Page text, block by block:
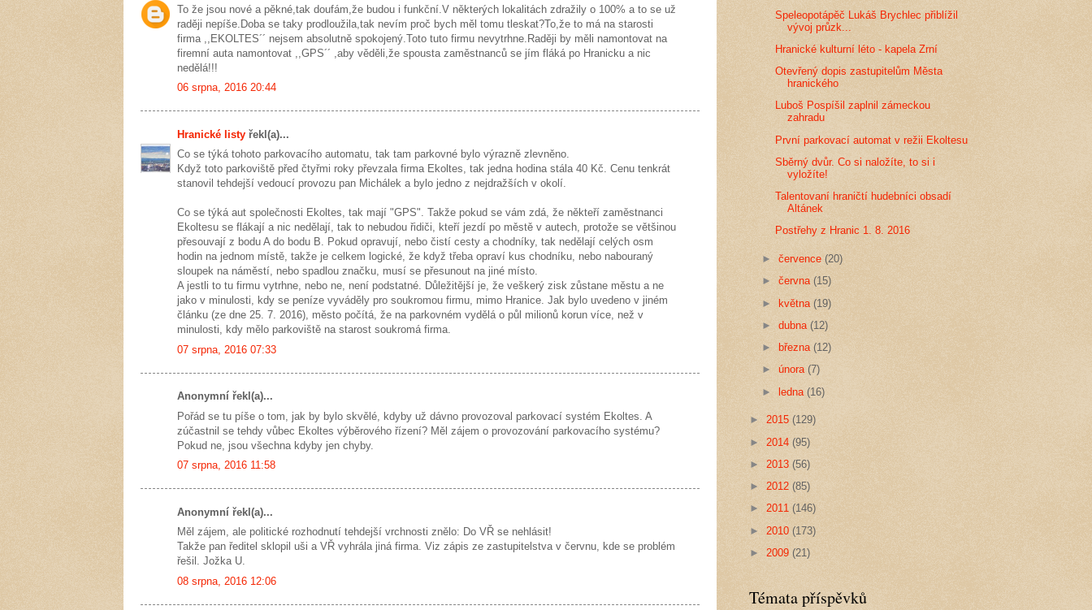
To že jsou nové a pěkné,tak doufám,že budou i funkční.V některých lokalitách zdražily o 100% a to se už
raději nepíše.Doba se taky prodloužila,tak nevím proč bych měl tomu tleskat?To,že to má na starosti
firma ,,EKOLTES´´ nejsem absolutně spokojený.Toto tuto firmu nevytrhne.Raději by měli namontovat na
firemní auta namontovat ,,GPS´´ ,aby věděli,že spousta zaměstnanců se jím fláká po Hranicku a nic
nedělá!!!
06 srpna, 2016 20:44
Hranické listy řekl(a)...
Co se týká tohoto parkovacího automatu, tak tam parkovné bylo výrazně zlevněno.
Když toto parkoviště před čtyřmi roky převzala firma Ekoltes, tak jedna hodina stála 40 Kč. Cenu tenkrát
stanovil tehdejší vedoucí provozu pan Michálek a bylo jedno z nejdražších v okolí.
Co se týká aut společnosti Ekoltes, tak mají "GPS". Takže pokud se vám zdá, že někteří zaměstnanci
Ekoltesu se flákají a nic nedělají, tak to nebudou řidiči, kteří jezdí po městě v autech, protože se většinou
přesouvají z bodu A do bodu B. Pokud opravují, nebo čistí cesty a chodníky, tak nedělají celých osm
hodin na jednom místě, takže je celkem logické, že když třeba opraví kus chodníku, nebo nabouraný
sloupek na náměstí, nebo spadlou značku, musí se přesunout na jiné místo.
A jestli to tu firmu vytrhne, nebo ne, není podstatné. Důležitější je, že veškerý zisk zůstane městu a ne
jako v minulosti, kdy se peníze vyváděly pro soukromou firmu, mimo Hranice. Jak bylo uvedeno v jiném
článku (ze dne 25. 7. 2016), město počítá, že na parkovném vydělá o půl milionů korun více, než v
minulosti, kdy mělo parkoviště na starost soukromá firma.
07 srpna, 2016 07:33
Anonymní řekl(a)...
Pořád se tu píše o tom, jak by bylo skvělé, kdyby už dávno provozoval parkovací systém Ekoltes. A
zúčastnil se tehdy vůbec Ekoltes výběrového řízení? Měl zájem o provozování parkovacího systému?
Pokud ne, jsou všechna kdyby jen chyby.
07 srpna, 2016 11:58
Anonymní řekl(a)...
Měl zájem, ale politické rozhodnutí tehdejší vrchnosti znělo: Do VŘ se nehlásit!
Takže pan ředitel sklopil uši a VŘ vyhrála jiná firma. Viz zápis ze zastupitelstva v červnu, kde se problém
řešil. Jožka U.
08 srpna, 2016 12:06
Speleopotápěč Lukáš Brychlec přiblížil
vývoj průzk...
Hranické kulturní léto - kapela Zrní
Otevřený dopis zastupitelům Města
hranického
Luboš Pospíšil zaplnil zámeckou
zahradu
První parkovací automat v režii Ekoltesu
Sběrný dvůr. Co si naložíte, to si i
vyložíte!
Talentovaní hraničtí hudebníci obsadí
Altánek
Postřehy z Hranic 1. 8. 2016
►července(20)
►června(15)
►května (19)
►dubna(12)
►
března(12)
►února (7)
►ledna (16)
► 2015 (129)
► 2014 (95)
► 2013 (56)
► 2012 (85)
► 2011 (146)
► 2010 (173)
► 2009 (21)
Témata příspěvků